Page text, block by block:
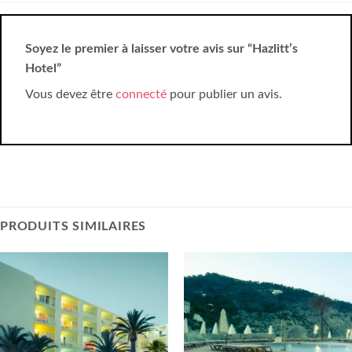
Soyez le premier à laisser votre avis sur “Hazlitt’s
Hotel”
Vous devez être connecté pour publier un avis.
PRODUITS SIMILAIRES